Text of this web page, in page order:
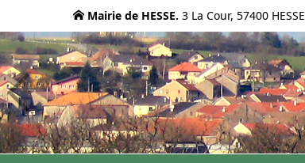
Mairie de HESSE. 3 La Cour, 57400 HESSE